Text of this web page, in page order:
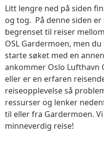
Litt lengre ned på siden
og tog. På denne siden
begrenset til reiser
OSL Gardermoen, men
starte søket med en
ankommer Oslo
eller er en erfaren
reiseopplevelse så
ressurser og lenker
til eller fra Gardermoen.
minneverdig reise!